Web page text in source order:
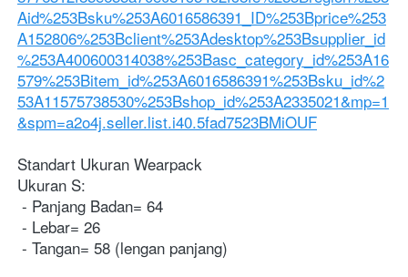
Aid%253Bsku%253A6016586391_ID%253Bprice%253
A152806%253Bclient%253Adesktop%253Bsupplier_id
%253A400600314038%253Basc_category_id%253A16
579%253Bitem_id%253A6016586391%253Bsku_id%2
53A11575738530%253Bshop_id%253A2335021&mp=1
&spm=a2o4j.seller.list.i40.5fad7523BMiOUF
Standart Ukuran Wearpack
Ukuran S:
- Panjang Badan= 64
- Lebar= 26
- Tangan= 58 (lengan panjang)